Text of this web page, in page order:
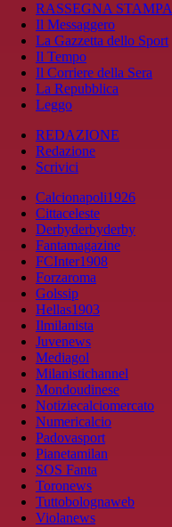
RASSEGNA STAMPA
Il Messaggero
La Gazzetta dello Sport
Il Tempo
Il Corriere della Sera
La Repubblica
Leggo
REDAZIONE
Redazione
Scrivici
Calcionapoli1926
Cittaceleste
Derbyderbyderby
Fantamagazine
FCInter1908
Forzaroma
Golssip
Hellas1903
Ilmilanista
Juvenews
Mediagol
Milanistichannel
Mondoudinese
Notiziecalciomercato
Numericalcio
Padovasport
Pianetamilan
SOS Fanta
Toronews
Tuttobolognaweb
Violanews